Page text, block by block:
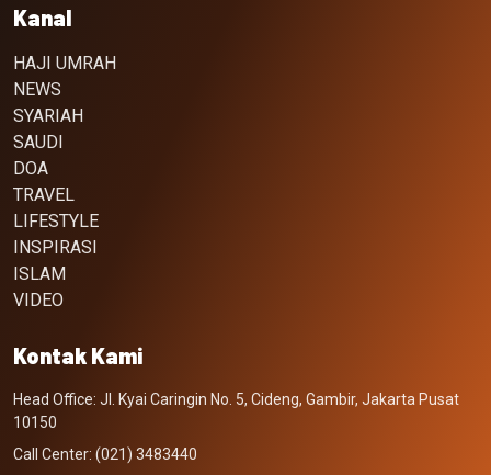
Kanal
HAJI UMRAH
NEWS
SYARIAH
SAUDI
DOA
TRAVEL
LIFESTYLE
INSPIRASI
ISLAM
VIDEO
Kontak Kami
Head Office: Jl. Kyai Caringin No. 5, Cideng, Gambir, Jakarta Pusat
10150
Call Center: (021) 3483440